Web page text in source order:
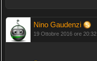
Nino Gaudenzi
19 Ottobre 2016 ore 20:32